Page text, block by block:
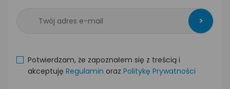
>
Potwierdzam, że zapoznałem się z treścią i
akceptuję Regulamin oraz Politykę Prywatności